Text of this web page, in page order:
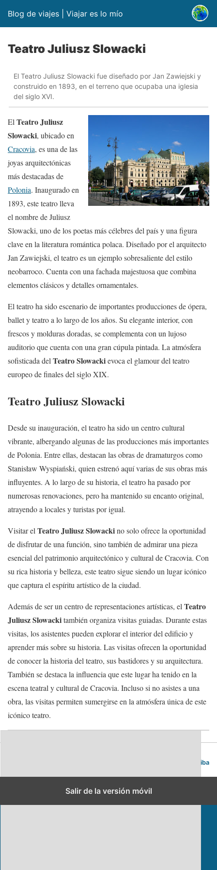
Blog de viajes | Viajar es lo mío
Teatro Juliusz Slowacki
El Teatro Juliusz Slowacki fue diseñado por Jan Zawiejski y
construido en 1893, en el terreno que ocupaba una iglesia
del siglo XVI.
El Teatro Juliusz
Slowacki, ubicado en
Cracovia, es una de las
joyas arquitectónicas
más destacadas de
Polonia. Inaugurado en
1893, este teatro lleva
el nombre de Juliusz
Slowacki, uno de los poetas más célebres del país y una figura
clave en la literatura romántica polaca. Diseñado por el arquitecto
Jan Zawiejski, el teatro es un ejemplo sobresaliente del estilo
neobarroco. Cuenta con una fachada majestuosa que combina
elementos clásicos y detalles ornamentales.
El teatro ha sido escenario de importantes producciones de ópera,
ballet y teatro a lo largo de los años. Su elegante interior, con
frescos y molduras doradas, se complementa con un lujoso
auditorio que cuenta con una gran cúpula pintada. La atmósfera
sofisticada del Teatro Slowackievoca el glamour del teatro
europeo de finales del siglo XIX.
Teatro Juliusz Slowacki
Desde su inauguración, el teatro ha sido un centro cultural
vibrante, albergando algunas de las producciones más importantes
de Polonia. Entre ellas, destacan las obras de dramaturgos como
Stanisław Wyspiański, quien estrenó aquí varias de sus obras más
influyentes. A lo largo de su historia, el teatro ha pasado por
numerosas renovaciones, pero ha mantenido su encanto original,
atrayendo a locales y turistas por igual.
Visitar el Teatro Juliusz Slowackino solo ofrece la oportunidad
de disfrutar de una función, sino también de admirar una pieza
esencial del patrimonio arquitectónico y cultural de Cracovia. Con
su rica historia y belleza, este teatro sigue siendo un lugar icónico
que captura el espíritu artístico de la ciudad.
Además de ser un centro de representaciones artísticas, el Teatro
Juliusz Slowackitambién organiza visitas guiadas. Durante estas
visitas, los asistentes pueden explorar el interior del edificio y
aprender más sobre su historia. Las visitas ofrecen la oportunidad
de conocer la historia del teatro, sus bastidores y su arquitectura.
También se destaca la influencia que este lugar ha tenido en la
escena teatral y cultural de Cracovia. Incluso si no asistes a una
obra, las visitas permiten sumergirse en la atmósfera única de este
icónico teatro.
Volver arriba
Salir de la versión móvil